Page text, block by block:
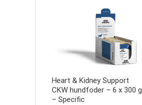
Heart & Kidney Support
CKW hundfoder – 6 x 300 g
– Specific